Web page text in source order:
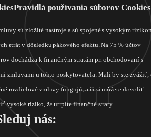
Pravidlá používania súborov Cookies
sú zložité nástroje a sú spojené s vysokým
strát v dôsledku pákového efektu. Na 75 % účtov
dochádza k finančným stratám pri obchodovaní s
zmluvami u tohto poskytovateľa. Mali by ste zvážiť,
rozdielové zmluvy fungujú, a či si môžete dovoliť
vysoké riziko, že utrpíte finančné straty.
nás: